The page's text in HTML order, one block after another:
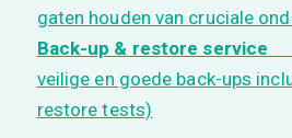
gaten houden van cruciale
Back-up & restore service
veilige en goede back-ups
restore tests)